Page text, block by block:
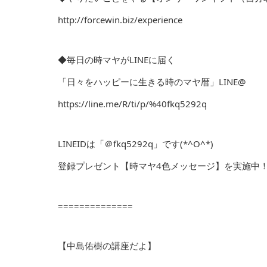
http://forcewin.biz/experience
◆毎日の時マヤがLINEに届く
「日々をハッピーに生きる時のマヤ暦」LINE@
https://line.me/R/ti/p/%40fkq5292q
LINEIDは「＠fkq5292q」です(*^O^*)
登録プレゼント【時マヤ4色メッセージ】を実施中
==============
【中島佑樹の講座だよ】